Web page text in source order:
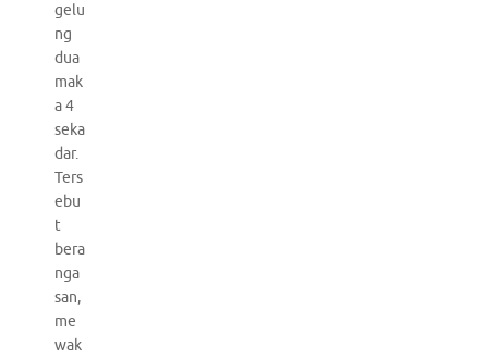
gelu
ng
dua
mak
a 4
seka
dar.
Ters
ebu
t
bera
nga
san,
me
wak